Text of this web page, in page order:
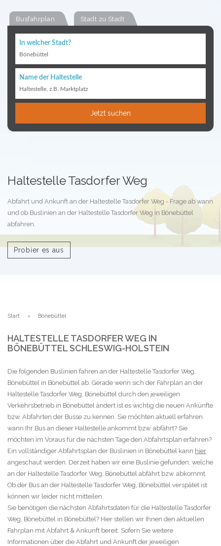
Busfahrplan Stadt zu Stadt
In welcher Stadt?
Bönebüttel
Name der Haltestelle
Haltestelle, z.B. Marktplatz
Jetzt suchen
Haltestelle Tasdorfer Weg
Abfahrt und Ankunft an der Haltestelle Tasdorfer Weg - Frage ab wann
und ob Buslinien an der Haltestelle Tasdorfer Weg in Bönebüttel
abfahren.
Probier es aus
Start Bönebüttel
HALTESTELLE TASDORFER WEG IN
BÖNEBÜTTEL SCHLESWIG-HOLSTEIN
Die folgenden Buslinien fahren an der Haltestelle Tasdorfer Weg,
Bönebüttel in Bönebüttel ab. Gerade wenn sich der Fahrplan an der
Haltestelle Tasdorfer Weg, Bönebüttel durch den jeweiligen
Verkehrsbetrieb in Bönebüttel ändert ist es wichtig die neuen Ankünfte
bzw. Abfahrten der Busse zu kennen. Sie möchten aktuell erfahren
wann Ihr Bus an dieser Haltestelle ankommt bzw. abfährt? Sie
möchten im Voraus für die nächsten Tage den Abfahrtsplan erfahren?
Ein vollständiger Abfahrtsplan der Buslinien in Bönebüttel kann hier
angeschaut werden. Derzeit haben wir eine Buslinie gefunden, welche
an der Haltestelle Tasdorfer Weg, Bönebüttel abfährt bzw. abkommt.
Ob der Bus an der Haltestelle Tasdorfer Weg, Bönebüttel verspätet ist
können wir leider nicht mitteilen.
Sie benötigen die nächsten Abfahrtsdaten für die Haltestelle Tasdorfer
Weg, Bönebüttel in Bönebüttel? Hier stellen wir Ihnen den aktuellen
Fahrplan mit Abfahrt & Ankunft bereit. Sofern Sie weitere
Informationen über die Abfahrt und Ankunft der jeweiligen